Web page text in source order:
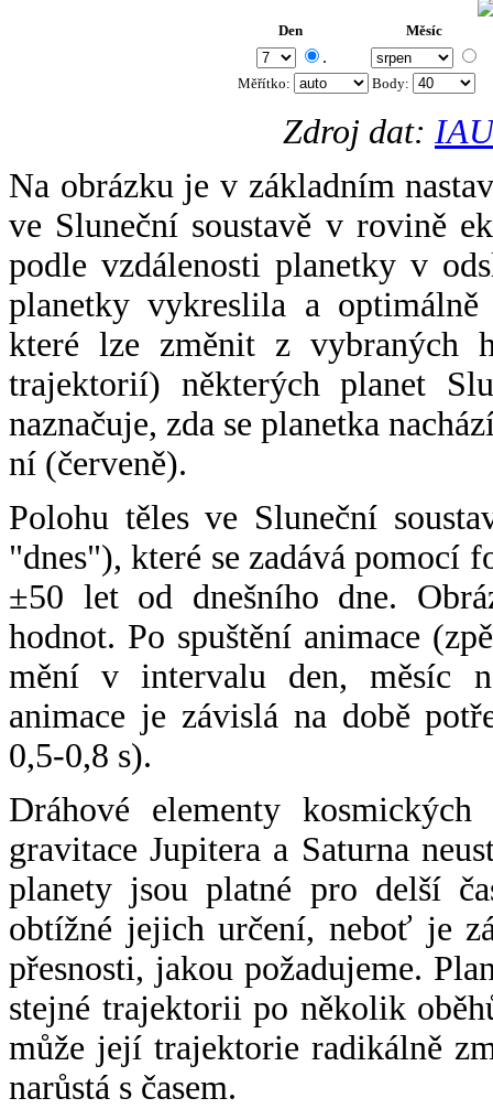
Den Měsíc
.
Měřítko: Body:
Zdroj dat:
Na obrázku je v základním
ve Sluneční soustavě v rovině
podle vzdálenosti planetky v
planetky vykreslila a
které lze změnit z vybraných
trajektorií) některých planet
naznačuje, zda se planetka
ní (červeně).
Polohu těles ve Sluneční
"dnes"), které se zadává pomocí
±50 let od dnešního dne.
hodnot. Po spuštění animace
mění v intervalu den, měsíc
animace je závislá na době
0,5-0,8 s).
Dráhové elementy
gravitace Jupitera a Saturna
planety jsou platné pro delší
obtížné jejich určení, neboť je
přesnosti, jakou požadujeme.
stejné trajektorii po několik
může její trajektorie radikálně
narůstá s časem.